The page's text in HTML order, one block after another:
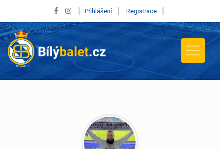
Přihlášení Registrace